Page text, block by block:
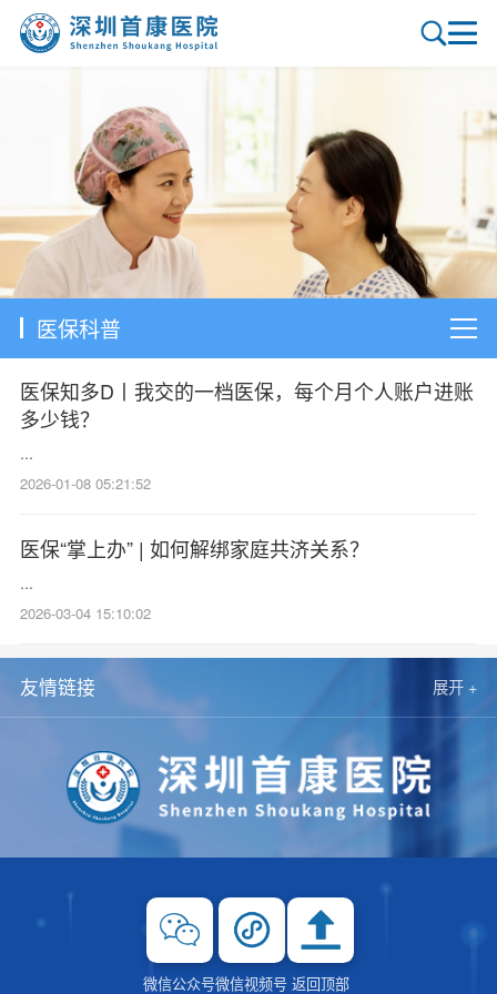
医保科普
医保知多D丨我交的一档医保，每个月个人账户进账
多少钱？
...
2026-01-08 05:21:52
医保“掌上办” | 如何解绑家庭共济关系？
...
2026-03-04 15:10:02
友情链接 展开 +
微信公众号微信视频号 返回顶部